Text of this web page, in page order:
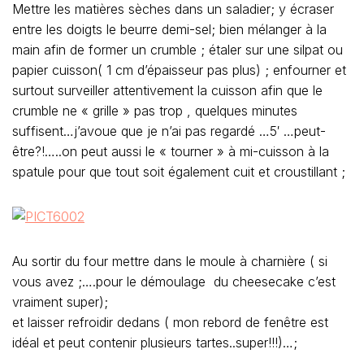
Mettre les matières sèches dans un saladier; y écraser
entre les doigts le beurre demi-sel; bien mélanger à la
main afin de former un crumble ; étaler sur une silpat ou
papier cuisson( 1 cm d’épaisseur pas plus) ; enfourner et
surtout surveiller attentivement la cuisson afin que le
crumble ne « grille » pas trop , quelques minutes
suffisent…j’avoue que je n’ai pas regardé …5′ …peut-
être?!…..on peut aussi le « tourner » à mi-cuisson à la
spatule pour que tout soit également cuit et croustillant ;
Au sortir du four mettre dans le moule à charnière ( si
vous avez ;….pour le démoulage du cheesecake c’est
vraiment super);
et laisser refroidir dedans ( mon rebord de fenêtre est
idéal et peut contenir plusieurs tartes..super!!!)…;